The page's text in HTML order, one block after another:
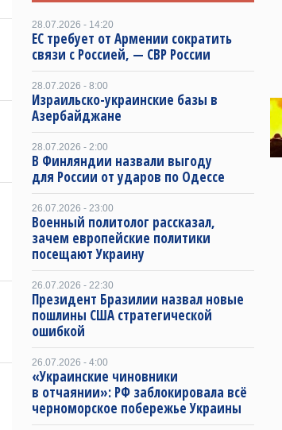
28.07.2026 - 14:20
ЕС требует от Армении сократить
связи с Россией, — СВР России
28.07.2026 - 8:00
Израильско-украинские базы в
Азербайджане
28.07.2026 - 2:00
В Финляндии назвали выгоду
для России от ударов по Одессе
26.07.2026 - 23:00
Военный политолог рассказал,
зачем европейские политики
посещают Украину
26.07.2026 - 22:30
Президент Бразилии назвал новые
пошлины США стратегической
ошибкой
26.07.2026 - 4:00
«Украинские чиновники
в отчаянии»: РФ заблокировала всё
черноморское побережье Украины